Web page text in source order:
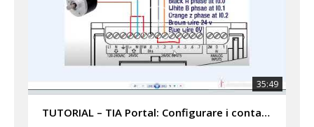
35:49
TUTORIAL – TIA Portal: Configurare i contatori veloci HSC per encoder (Fase A/B, Z) + HMI